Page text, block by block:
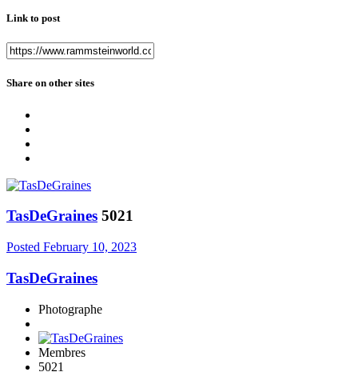
Link to post
Share on other sites
TasDeGraines 5021
Posted February 10, 2023
TasDeGraines
Photographe
Membres
5021